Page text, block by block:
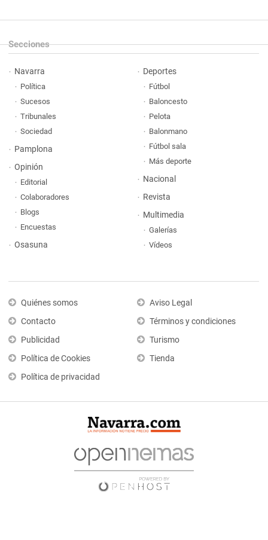
Secciones
Navarra
Política
Sucesos
Tribunales
Sociedad
Pamplona
Opinión
Editorial
Colaboradores
Blogs
Encuestas
Osasuna
Deportes
Fútbol
Baloncesto
Pelota
Balonmano
Fútbol sala
Más deporte
Nacional
Revista
Multimedia
Galerías
Vídeos
Quiénes somos
Contacto
Publicidad
Política de Cookies
Política de privacidad
Aviso Legal
Términos y condiciones
Turismo
Tienda